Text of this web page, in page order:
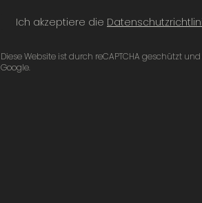
Ich akzeptiere die
Diese Website ist durch reCAPTCHA geschützt
Google.